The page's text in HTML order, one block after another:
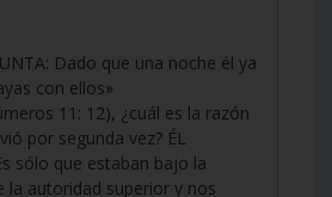
Dado que una noche él ya
con ellos»
11: 12), ¿cuál es la razón
por segunda vez? ÉL
sólo que estaban bajo la
la autoridad superior y nos